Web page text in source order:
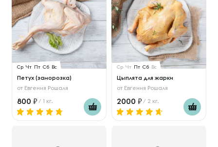
Ср Чт Пт Сб Вс
Петух (заморозка)
от Евгения Рошаля
800 / 1 кг.
Ср Чт Пт Сб Вс
Цыплята для жарки
от Евгения Рошаля
2000 / 2 кг.